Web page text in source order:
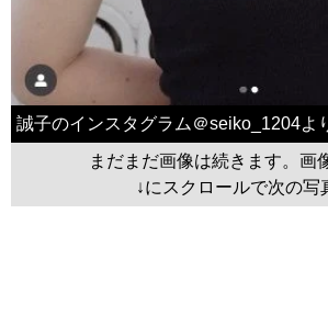
誠子のインスタグラム＠seiko_1204よ
まだまだ画像は続きます。画
↓にスクロールで次の写